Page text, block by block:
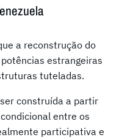
a reconstrução do
estrangeiras
tuteladas.
construída a partir
entre os
participativa e